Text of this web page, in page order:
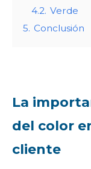
4.2. Verde
5. Conclusión
La
del color
cliente